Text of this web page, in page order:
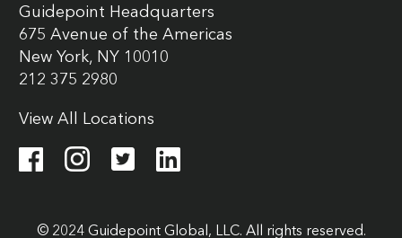
Guidepoint Headquarters
675 Avenue of the Americas
New York, NY 10010
212 375 2980
View All Locations
© 2024 Guidepoint Global, LLC. All rights reserved.